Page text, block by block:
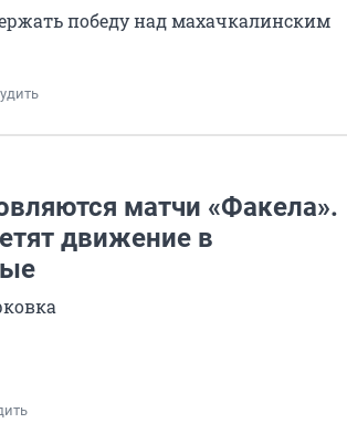
победу над махачкалинским
матчи «Факела».
движение в